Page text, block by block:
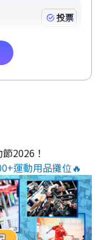
2026！
運動用品攤位🔥